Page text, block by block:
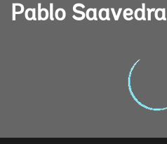
Pablo Saavedra